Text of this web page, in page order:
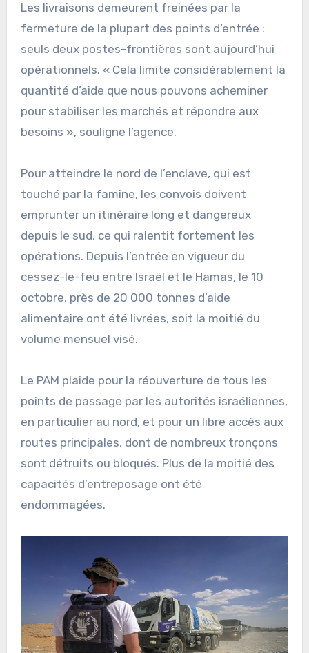
Les livraisons demeurent freinées par la
fermeture de la plupart des points d’entrée :
seuls deux postes-frontières sont aujourd’hui
opérationnels. « Cela limite considérablement la
quantité d’aide que nous pouvons acheminer
pour stabiliser les marchés et répondre aux
besoins », souligne l’agence.
Pour atteindre le nord de l’enclave, qui est
touché par la famine, les convois doivent
emprunter un itinéraire long et dangereux
depuis le sud, ce qui ralentit fortement les
opérations. Depuis l’entrée en vigueur du
cessez-le-feu entre Israël et le Hamas, le 10
octobre, près de 20 000 tonnes d’aide
alimentaire ont été livrées, soit la moitié du
volume mensuel visé.
Le PAM plaide pour la réouverture de tous les
points de passage par les autorités israéliennes,
en particulier au nord, et pour un libre accès aux
routes principales, dont de nombreux tronçons
sont détruits ou bloqués. Plus de la moitié des
capacités d’entreposage ont été
endommagées.